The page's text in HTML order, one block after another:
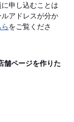
申し込むことは
アドレスが分か
をご覧くださ
舗ページを作りた